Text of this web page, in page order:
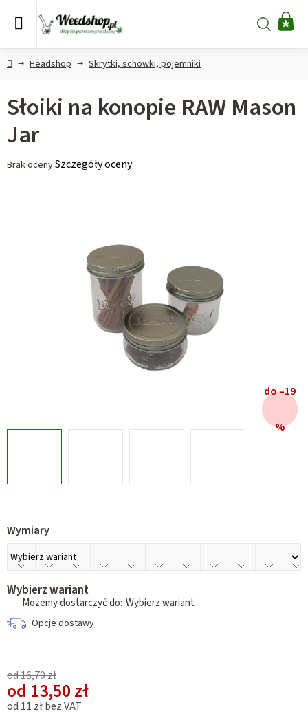
Szukaj
HomeHeadshop Skrytki, schowki, pojemniki
Wymiary
Wybierz wariant
Wybierz wariant
Opcje dostawy
od 16,70 zł
od 13,50 zł
od 11 złbez VAT
Słoiki na konopie RAW Mason
Jar
Średnia
Brak ocenySzczegóły oceny
do –19
%